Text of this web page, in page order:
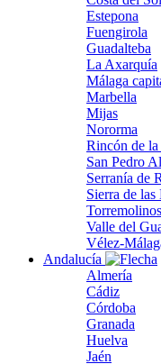
Estepona
Fuengirola
Guadalteba
La Axarquía
Málaga
Marbella
Mijas
Nororma
Rincón de
San Pedro
Serranía de
Sierra de las
Torremolinos
Valle del
Vélez-
Andalucía
Almería
Cádiz
Córdoba
Granada
Huelva
Jaén